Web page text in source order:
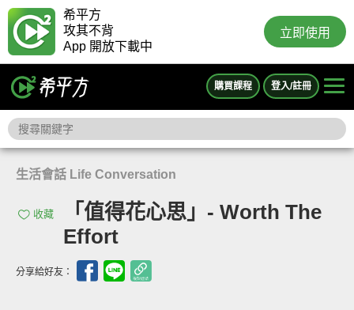
希平方
攻其不背
App 開放下載中
立即使用
購買課程 登入/註冊
生活會話 Life Conversation
收藏
「值得花心思」- Worth The
Effort
分享給好友：